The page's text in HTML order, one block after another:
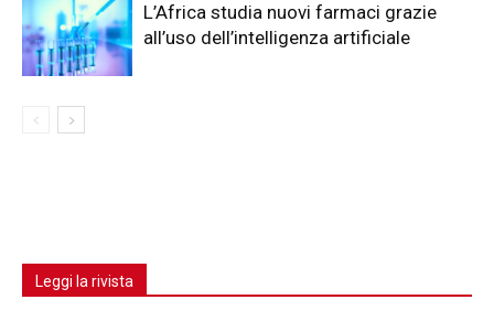
L’Africa studia nuovi farmaci grazie
all’uso dell’intelligenza artificiale
Leggi la rivista